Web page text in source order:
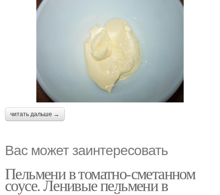
читать дальше →
Вас может заинтересовать
Пельмени в томатно-сметанном
соусе. Ленивые пельмени в